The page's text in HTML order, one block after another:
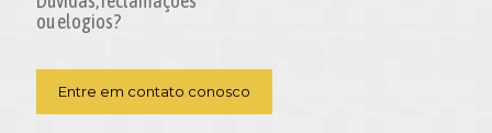
ou elogios?
Entre em contato conosco